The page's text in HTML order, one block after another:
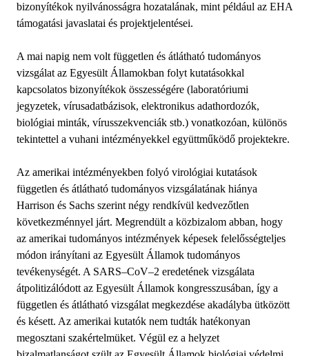
bizonyítékok nyilvánosságra hozatalának, mint például az EHA
támogatási javaslatai és projektjelentései.
A mai napig nem volt független és átlátható tudományos
vizsgálat az Egyesült Államokban folyt kutatásokkal
kapcsolatos bizonyítékok összességére (laboratóriumi
jegyzetek, vírusadatbázisok, elektronikus adathordozók,
biológiai minták, vírusszekvenciák stb.) vonatkozóan, különös
tekintettel a vuhani intézményekkel együttműködő projektekre.
Az amerikai intézményekben folyó virológiai kutatások
független és átlátható tudományos vizsgálatának hiánya
Harrison és Sachs szerint négy rendkívül kedvezőtlen
következménnyel járt. Megrendült a közbizalom abban, hogy
az amerikai tudományos intézmények képesek felelősségteljes
módon irányítani az Egyesült Államok tudományos
tevékenységét. A SARS–CoV–2 eredetének vizsgálata
átpolitizálódott az Egyesült Államok kongresszusában, így a
független és átlátható vizsgálat megkezdése akadályba ütközött
és késett. Az amerikai kutatók nem tudták hatékonyan
megosztani szakértelmüket. Végül ez a helyzet